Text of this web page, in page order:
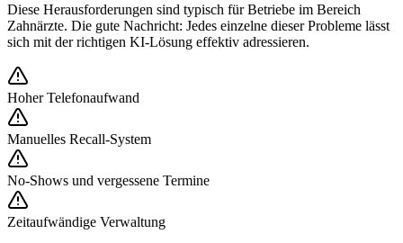
Diese Herausforderungen sind typisch für Betriebe im Bereich
Zahnärzte. Die gute Nachricht: Jedes einzelne dieser Probleme lässt
sich mit der richtigen KI-Lösung effektiv adressieren.
Hoher Telefonaufwand
Manuelles Recall-System
No-Shows und vergessene Termine
Zeitaufwändige Verwaltung